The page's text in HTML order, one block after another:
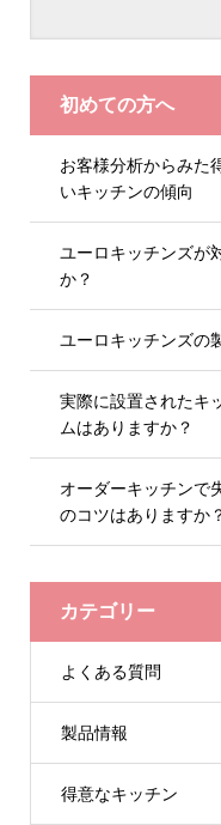
初めての方へ
お客様分析からみた
いキッチンの傾向
ユーロキッチンズが
か？
ユーロキッチンズの
実際に設置されたキ
ムはありますか？
オーダーキッチンで
のコツはありますか
カテゴリー
よくある質問
製品情報
得意なキッチン